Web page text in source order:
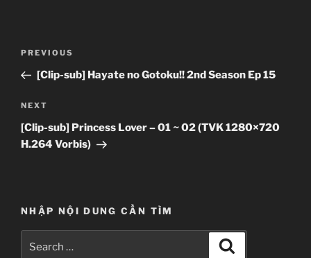
Previous
Post
PREVIOUS
[Clip-sub] Hayate no Gotoku!! 2nd Season Ep 15
Next
Post
NEXT
[Clip-sub] Princess Lover – 01 ~ 02 (TVK 1280×720
H.264 Vorbis)
NHẬP NỘI DUNG CẦN TÌM